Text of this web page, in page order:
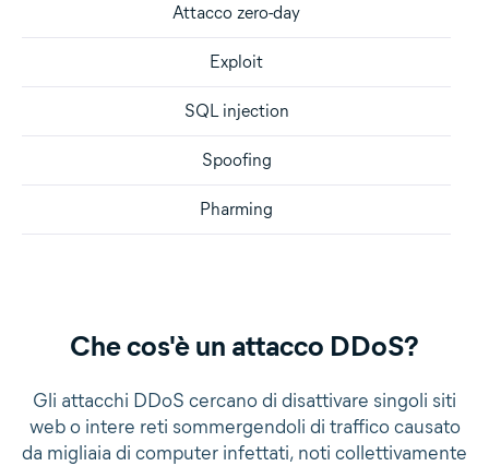
Attacco zero-day
Exploit
SQL injection
Spoofing
Pharming
Che cos'è un attacco DDoS?
Gli attacchi DDoS cercano di disattivare singoli siti
web o intere reti sommergendoli di traffico causato
da migliaia di computer infettati, noti collettivamente